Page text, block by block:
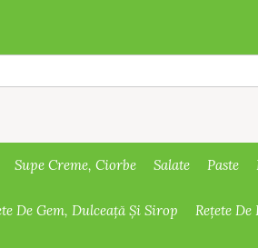
Supe Creme, Ciorbe Salate Paste
De Gem, Dulceață Și Sirop Rețete De